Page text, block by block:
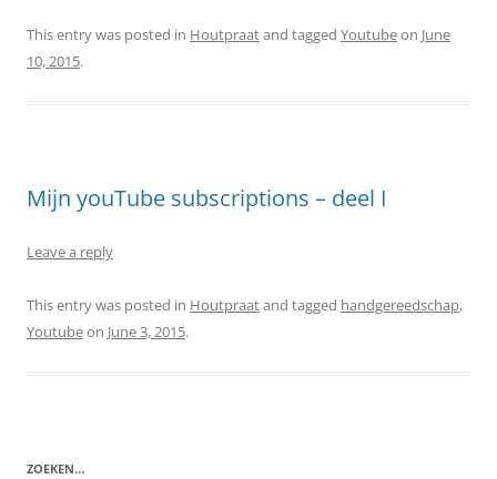
This entry was posted in Houtpraatand tagged Youtubeon June
10, 2015.
Mijn youTube subscriptions – deel I
Leave a reply
This entry was posted in Houtpraatand tagged handgereedschap,
Youtubeon June 3, 2015.
ZOEKEN…